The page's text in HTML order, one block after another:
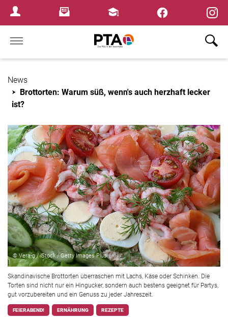
Login MenuNewsletterFortbildungen
Home
News
Brottorten: Warum süß, wenn's auch herzhaft lecker
ist?
© Vera-g / iStock / Getty Images Plus
Skandinavische Brottorten überraschen mit Lachs, Käse oder Schinken. Die
Torten sind nicht nur ein Hingucker, sondern auch bestens geeignet für Partys,
gut vorzubereiten und ein Genuss zu jeder Jahreszeit.
FEIERABEND! ERNÄHRUNG REZEPTE
×